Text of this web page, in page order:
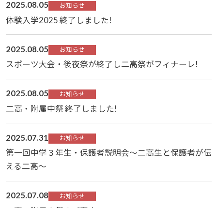
2025.08.05 お知らせ
体験入学2025 終了しました!
2025.08.05 お知らせ
スポーツ大会・後夜祭が終了し二高祭がフィナーレ!
2025.08.05 お知らせ
二高・附属中祭 終了しました!
2025.07.31 お知らせ
第一回中学３年生・保護者説明会～二高生と保護者が伝
える二高～
2025.07.08 お知らせ